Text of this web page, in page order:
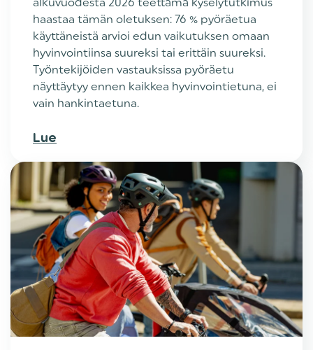
haastaa tämän oletuksen: 76 % pyöräetua
käyttäneistä arvioi edun vaikutuksen omaan
hyvinvointiinsa suureksi tai erittäin suureksi.
Työntekijöiden vastauksissa pyöräetu
näyttäytyy ennen kaikkea hyvinvointietuna, ei
vain hankintaetuna.
Lue